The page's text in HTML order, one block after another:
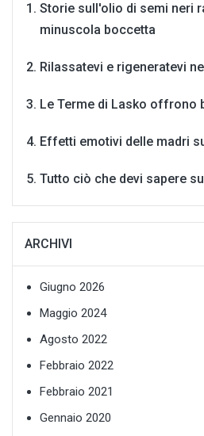
Storie sull'olio di semi neri
minuscola boccetta
Rilassatevi e rigeneratevi
Le Terme di Lasko offrono
Effetti emotivi delle madri
Tutto ciò che devi sapere
ARCHIVI
Giugno 2026
Maggio 2024
Agosto 2022
Febbraio 2022
Febbraio 2021
Gennaio 2020